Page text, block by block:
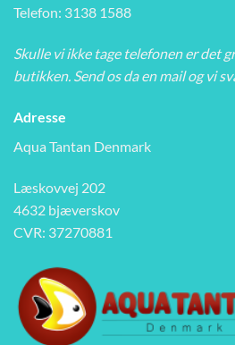
Telefon: 3138 1588
Skulle vi ikke tage telefonen er det
butikken. Send os da en mail og vi
Adresse
Aqua Tantan Denmark
Læskovvej 202
4632 bjæverskov
CVR: 37270881